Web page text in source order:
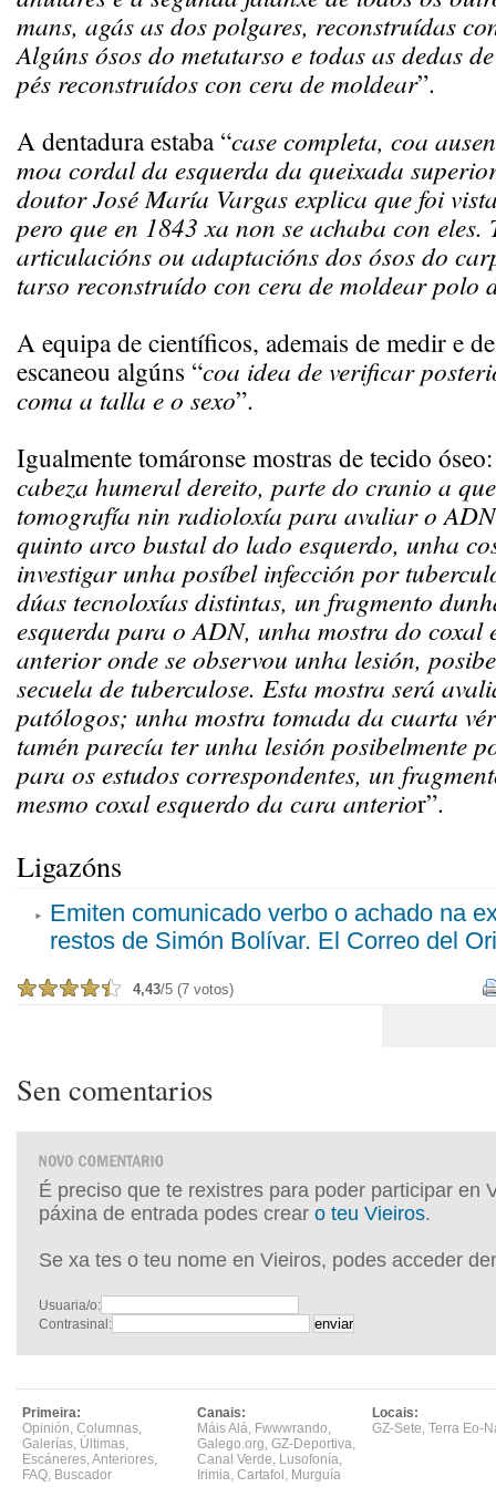
mans, agás as dos polgares, reconstruídas
Algúns ósos do metatarso e todas as dedas
pés reconstruídos con cera de moldear”.
A dentadura estaba “case completa, coa
moa cordal da esquerda da queixada
doutor José María Vargas explica que foi
pero que en 1843 xa non se achaba con eles.
articulacións ou adaptacións dos ósos do
tarso reconstruído con cera de moldear polo
A equipa de científicos, ademais de medir e
escaneou algúns “coa idea de verificar
coma a talla e o sexo”.
Igualmente tomáronse mostras de tecido
cabeza humeral dereito, parte do cranio a
tomografía nin radioloxía para avaliar o
quinto arco bustal do lado esquerdo, unha
investigar unha posíbel infección por
dúas tecnoloxías distintas, un fragmento
esquerda para o ADN, unha mostra do coxal
anterior onde se observou unha lesión,
secuela de tuberculose. Esta mostra será
patólogos; unha mostra tomada da cuarta
tamén parecía ter unha lesión posibelmente
para os estudos correspondentes, un
mesmo coxal esquerdo da cara anterior”.
Ligazóns
Emiten comunicado verbo o achado na
restos de Simón Bolívar. El Correo del
4,43/5 (7 votos)
Sen comentarios
É preciso que te rexistres para poder participar en
páxina de entrada podes crear o teu Vieiros.
Se xa tes o teu nome en Vieiros, podes acceder
Usuaria/o:
Contrasinal:
Primeira:
Opinión, Columnas,
Galerías, Últimas,
Escáneres,Anteriores,
FAQ, Buscador
Canais:
Máis Alá, Fwwwrando,
Galego.org, GZ-Deportiva,
Canal Verde, Lusofonía,
Irimia, Cartafol , Murguía
Locais:
GZ-Sete, Terra Eo-